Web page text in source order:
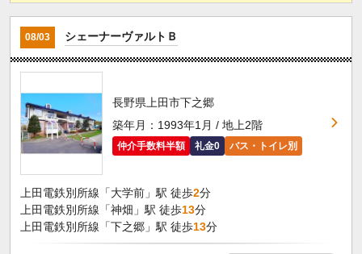
08/03 シェーナーヴァルトＢ
長野県上田市下之郷
築年月：1993年1月 / 地上2階
仲介手数料半額 礼金0 バス・トイレ別
上田電鉄別所線「大学前」駅 徒歩2分
上田電鉄別所線「神畑」駅 徒歩13分
上田電鉄別所線「下之郷」駅 徒歩13分